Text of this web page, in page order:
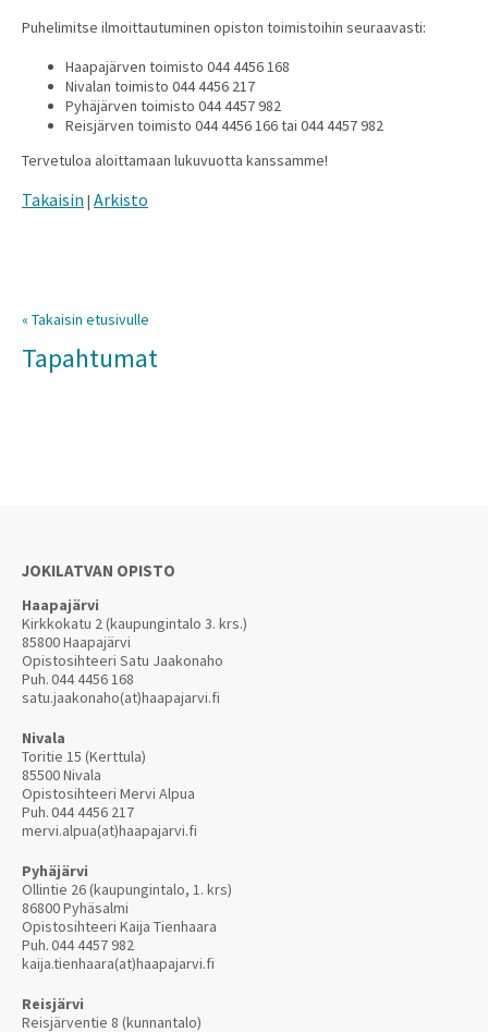
Puhelimitse ilmoittautuminen opiston toimistoihin seuraavasti:
Haapajärven toimisto 044 4456 168
Nivalan toimisto 044 4456 217
Pyhäjärven toimisto 044 4457 982
Reisjärven toimisto 044 4456 166 tai 044 4457 982
Tervetuloa aloittamaan lukuvuotta kanssamme!
Takaisin | Arkisto
« Takaisin etusivulle
Tapahtumat
JOKILATVAN OPISTO
Haapajärvi
Kirkkokatu 2 (kaupungintalo 3. krs.)
85800 Haapajärvi
Opistosihteeri Satu Jaakonaho
Puh.044 4456 168
satu.jaakonaho(at)haapajarvi.fi
Nivala
Toritie 15 (Kerttula)
85500 Nivala
Opistosihteeri Mervi Alpua
Puh.044 4456 217
mervi.alpua(at)haapajarvi.fi
Pyhäjärvi
Ollintie 26 (kaupungintalo, 1. krs)
86800 Pyhäsalmi
Opistosihteeri Kaija Tienhaara
Puh.044 4457 982
kaija.tienhaara(at)haapajarvi.fi
Reisjärvi
Reisjärventie 8 (kunnantalo)